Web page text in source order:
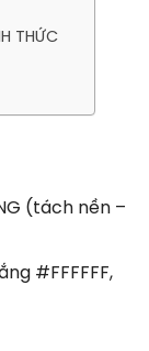
THỨC
(tách nền –
#FFFFFF,